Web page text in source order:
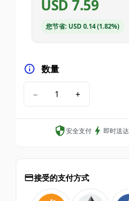
USD 7.59
您节省: USD 0.14 (1.82%)
数量
− +
安全支付 即时送达
接受的支付方式